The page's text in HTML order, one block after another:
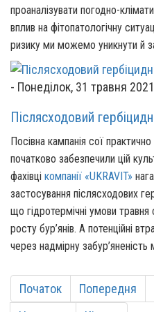
проаналізувати погодно-
вплив на фітопатологічну
ризику ми можемо уникнути й
- Понеділок, 31 травня
Післясходовий
Посівна кампанія сої
початково забезпечили цій
фахівці компанії «UKRAVIT»
застосування післясходових
що гідротермічні умови травня
росту бур’янів. А потенційні
через надмірну
Початок Попередня